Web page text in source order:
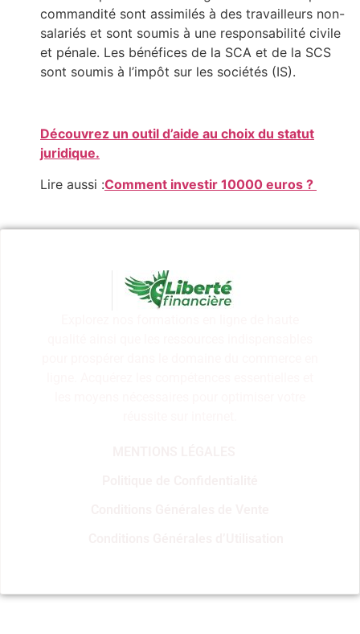
commandité sont assimilés à des travailleurs non-
salariés et sont soumis à une responsabilité civile
et pénale. Les bénéfices de la SCA et de la SCS
sont soumis à l’impôt sur les sociétés (IS).
Découvrez un outil d’aide au choix du statut
juridique.
Lire aussi :Comment investir 10000 euros ?